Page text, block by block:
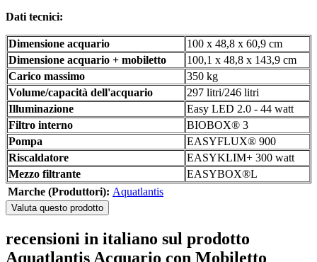
Dati tecnici:
Dimensione acquario
100 x 48,8 x 60,9 cm
Dimensione acquario + mobiletto
100,1 x 48,8 x 143,9 cm
Carico massimo
350 kg
Volume/capacità dell'acquario
297 litri/246 litri
Illuminazione
Easy LED 2.0 - 44 watt
Filtro interno
BIOBOX® 3
Pompa
EASYFLUX® 900
Riscaldatore
EASYKLIM+ 300 watt
Mezzo filtrante
EASYBOX®L
Marche (Produttori): Aquatlantis
Valuta questo prodotto
recensioni in italiano sul prodotto
Aquatlantis Acquario con Mobiletto